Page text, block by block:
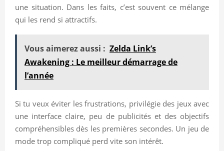
une situation. Dans les faits, c’est souvent ce mélange
qui les rend si attractifs.
Vous aimerez aussi : Zelda Link’s
Awakening : Le meilleur démarrage de
l’année
Si tu veux éviter les frustrations, privilégie des jeux avec
une interface claire, peu de publicités et des objectifs
compréhensibles dès les premières secondes. Un jeu de
mode trop compliqué perd vite son intérêt.